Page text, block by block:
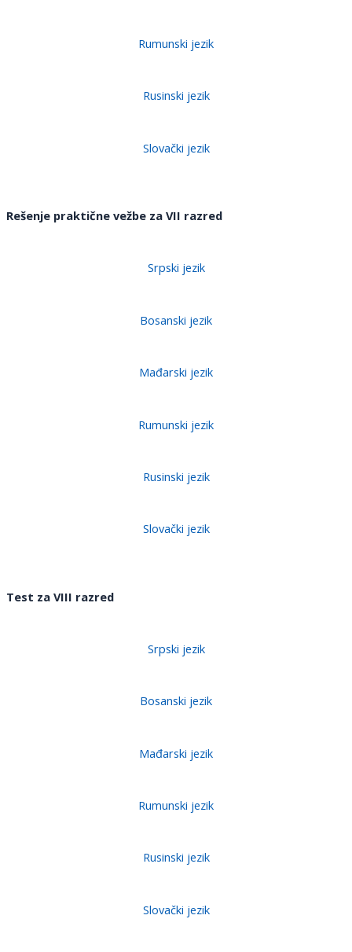
Rumunski jezik
Rusinski jezik
Slovački jezik
Rešenje praktične vežbe za VII razred
Srpski jezik
Bosanski jezik
Mađarski jezik
Rumunski jezik
Rusinski jezik
Slovački jezik
Test za VIII razred
Srpski jezik
Bosanski jezik
Mađarski jezik
Rumunski jezik
Rusinski jezik
Slovački jezik